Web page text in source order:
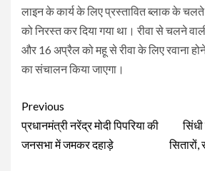
लाइन के कार्य के लिए प्रस्तावित ब्लाक के चलते
को निरस्त कर दिया गया था। रीवा से चलने
और 16 अप्रैल को महू से रीवा के लिए रवाना
का संचालन किया जाएगा।
Continue
Reading
Previous
प्रधानमंत्री नरेंद्र मोदी पिपरिया की
जनसभा में जमकर दहाड़े